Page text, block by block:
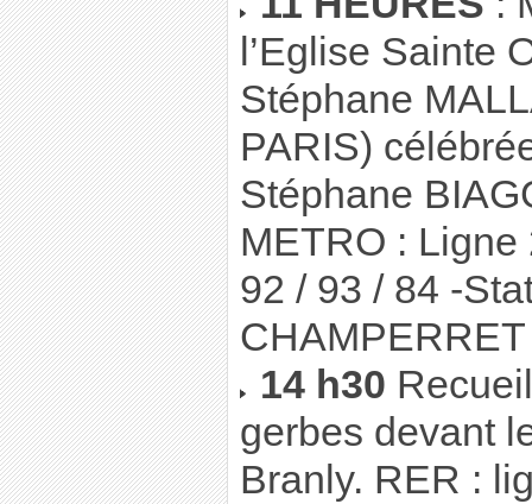
l’Eglise Sainte
Stéphane
PARIS)
Stéphane
METRO :
92 / 93 / 84 -
CHAMPERRET
14 h30
gerbes devant
Branly. RER :